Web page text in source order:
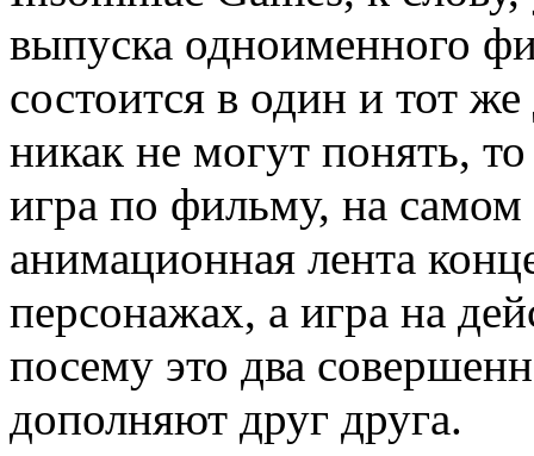
выпуска одноименного
состоится в один и тот
никак не могут понять,
игра по фильму, на самом
анимационная лента
персонажах, а игра на
посему это два
дополняют друг друга.